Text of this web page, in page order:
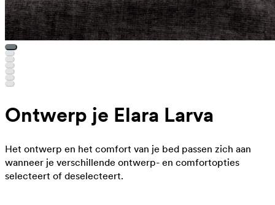
Ontwerp je Elara Larva
Het ontwerp en het comfort van je bed passen zich aan
wanneer je verschillende ontwerp- en comfortopties
selecteert of deselecteert.